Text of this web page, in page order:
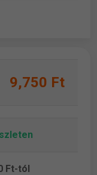
9,750 Ft
Ft-tól